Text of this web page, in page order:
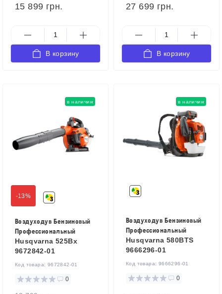
15 899 грн.
В корзину
27 699 грн.
В корзину
-13%
в наличии
Воздуходув Бензиновый
Профессиональный
Husqvarna 525Bx
9672842-01
Код товара: 9672842-01
0
в наличии
Воздуходув Бензиновый
Профессиональный
Husqvarna 580BTS
9666296-01
Код товара: 9666296-01
0